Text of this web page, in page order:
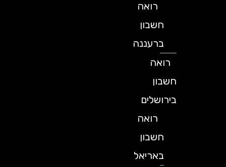
רואה
חשבון
ברעננה
רואה
חשבון
בירושלים
רואה
חשבון
באריאל